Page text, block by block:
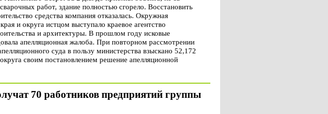
работ, здание полностью сгорело. Восстановить
средства компания отказалась. Окружная
и округа истцом выступало краевое агентство
и архитектуры. В прошлом году исковые
апелляционная жалоба. При повторном рассмотрении
суда в пользу министерства взыскано 52,172
своим постановлением решение апелляционной
70 работников предприятий группы